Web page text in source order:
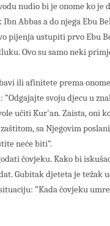
nudio bi je onome ko je
Abbas a do njega Ebu
pijenja ustupiti prvo Ebu
Ovo su samo neki
ili afinitete prema
svoju djecu u
učiti Kur'an. Zaista, oni
sa Njegovim
neće biti”.
čovjeku. Kako bi
Gubitak djeteta je težak
”Kada čovjeku